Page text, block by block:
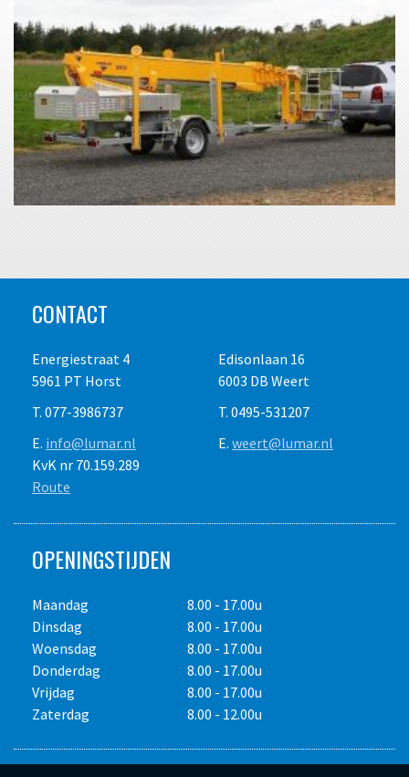
CONTACT
Energiestraat 4
5961 PT Horst
T. 077-3986737
E. info@lumar.nl
Edisonlaan 16
6003 DB Weert
T. 0495-531207
E. weert@lumar.nl
KvK nr 70.159.289
Route
OPENINGSTIJDEN
Maandag
Dinsdag
Woensdag
Donderdag
Vrijdag
Zaterdag
8.00 - 17.00u
8.00 - 17.00u
8.00 - 17.00u
8.00 - 17.00u
8.00 - 17.00u
8.00 - 12.00u